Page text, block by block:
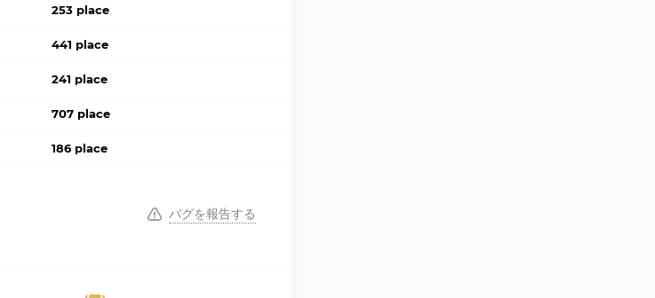
253 place
441 place
241 place
707 place
186 place
バグを報告する